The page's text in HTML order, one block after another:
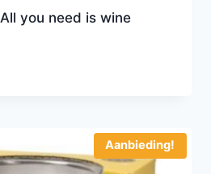
you need is wine
Aanbieding!